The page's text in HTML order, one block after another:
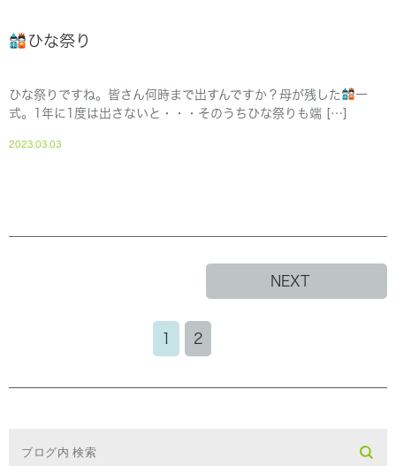
ひな祭り
ひな祭りですね。皆さん何時まで出すんですか？母が残した
一
式。1年に1度は出さないと・・・そのうちひな祭りも端 […]
2023.03.03
1 2
NEXT